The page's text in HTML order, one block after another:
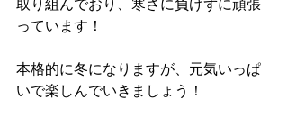
取り組んでおり、寒さに負けずに頑張
っています！
本格的に冬になりますが、元気いっぱ
いで楽しんでいきましょう！